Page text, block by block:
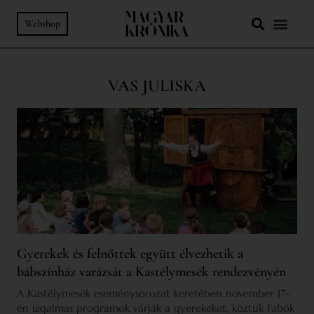
Webshop
VAS JULISKA
Gyerekek és felnőttek együtt élvezhetik a
bábszínház varázsát a Kastélymesék rendezvényén
A Kastélymesék eseménysorozat keretében november 17-
én izgalmas programok várják a gyerekeket, köztük Fabók